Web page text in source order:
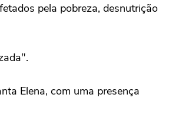
pela pobreza, desnutrição
Elena, com uma presença